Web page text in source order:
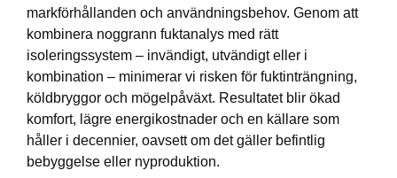
markförhållanden och användningsbehov. Genom att
kombinera noggrann fuktanalys med rätt
isoleringssystem – invändigt, utvändigt eller i
kombination – minimerar vi risken för fuktinträngning,
köldbryggor och mögelpåväxt. Resultatet blir ökad
komfort, lägre energikostnader och en källare som
håller i decennier, oavsett om det gäller befintlig
bebyggelse eller nyproduktion.